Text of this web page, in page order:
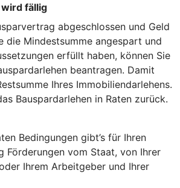
fällig
abgeschlossen und Geld
die Mindestsumme angespart und
erfüllt haben, können Sie
beantragen. Damit
Ihres Immobiliendarlehens.
Bauspardarlehen in Raten zurück.
Bedingungen gibt’s für Ihren
Förderungen vom Staat, von Ihrer
Ihrem Arbeitgeber und Ihrer